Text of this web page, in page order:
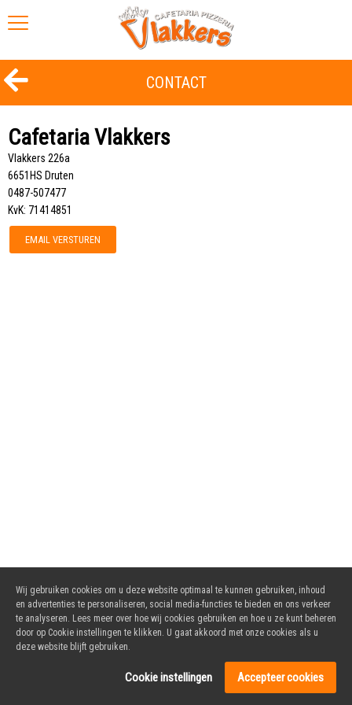
CONTACT
Cafetaria Vlakkers
Vlakkers 226a
6651HS Druten
0487-507477
KvK: 71414851
EMAIL VERSTUREN
Powered by DoBizzz The Easy Way
Wij gebruiken cookies om u deze website optimaal te kunnen gebruiken, inhoud
en advertenties te personaliseren, social media-functies te bieden en ons verkeer
te analyseren. Lees meer over hoe wij cookies gebruiken en hoe u ze kunt beheren
door op Cookie instellingen te klikken. U gaat akkoord met onze cookies als u
deze website blijft gebruiken.
Cookie instellingen Accepteer cookies